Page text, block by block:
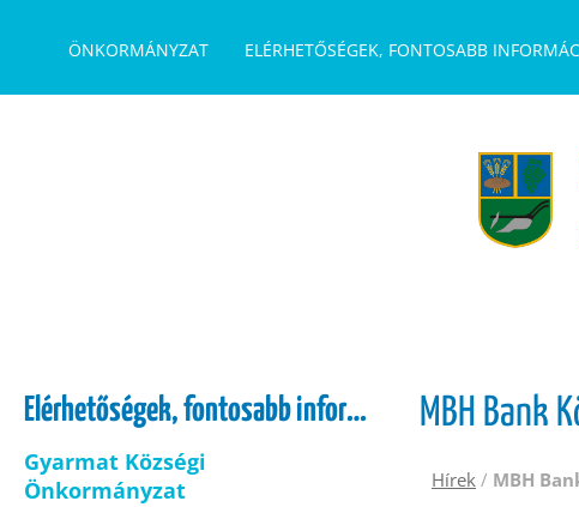
ÖNKORMÁNYZAT ELÉRHETŐSÉGEK, FONTOSABB
Elérhetőségek, fontosabb információk
Gyarmat Községi
Önkormányzat
MBH Bank
Hírek / MBH